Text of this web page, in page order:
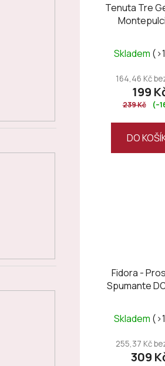
Tenuta Tre
Santirene
Skladem
164,46 Kč
199
239 Kč
DO
Fidora -
Spumante
Skladem
255,37 Kč
309